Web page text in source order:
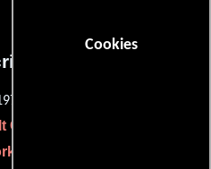
Cookies
está dirigida por
Curtis
Hubbert